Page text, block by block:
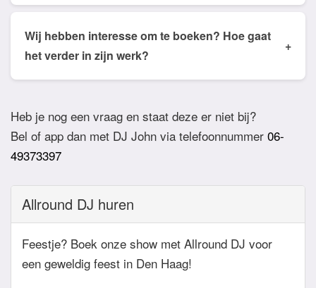
de email of app welke nummers of stijlen jullie niet
willen horen. De DJ houdt daar dan rekening mee.
Wij hebben interesse om te boeken? Hoe gaat
het verder in zijn werk?
+
zodat het feest definitief geboekt is. Wij vragen
overigens geen aanbetaling. Tegen die dat het
feest eraan komt zullen we nog even contact
hebben betreft de muziekwensen en de planning
van de avond. Daarnaast zijn wij altijd bereikbaar
zowel telefonisch, via e-mail of de app.
Heb je nog een vraag en staat deze er niet bij?
Bel of app dan met DJ John via telefoonnummer 06-
49373397
Allround DJ huren
Feestje? Boek onze show met Allround DJ voor
een geweldig feest in Den Haag!